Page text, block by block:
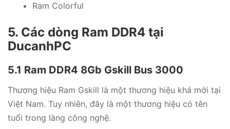
Ram Colorful
5. Các dòng Ram DDR4 tại
DucanhPC
5.1 Ram DDR4 8Gb Gskill Bus 3000
Thương hiệu Ram Gskill là một thương hiệu khá mới tại
Việt Nam. Tuy nhiên, đây là một thương hiệu có tên
tuổi trong làng công nghệ.